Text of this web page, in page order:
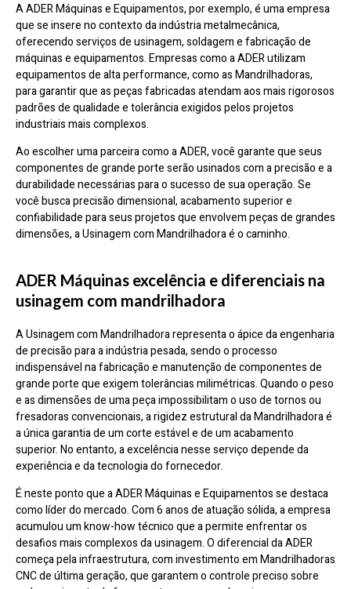
A ADER Máquinas e Equipamentos, por exemplo, é uma empresa
que se insere no contexto da indústria metalmecânica,
oferecendo serviços de usinagem, soldagem e fabricação de
máquinas e equipamentos. Empresas como a ADER utilizam
equipamentos de alta performance, como as Mandrilhadoras,
para garantir que as peças fabricadas atendam aos mais rigorosos
padrões de qualidade e tolerância exigidos pelos projetos
industriais mais complexos.
Ao escolher uma parceira como a ADER, você garante que seus
componentes de grande porte serão usinados com a precisão e a
durabilidade necessárias para o sucesso de sua operação. Se
você busca precisão dimensional, acabamento superior e
confiabilidade para seus projetos que envolvem peças de grandes
dimensões, a Usinagem com Mandrilhadora é o caminho.
ADER Máquinas excelência e diferenciais na
usinagem com mandrilhadora
A Usinagem com Mandrilhadora representa o ápice da engenharia
de precisão para a indústria pesada, sendo o processo
indispensável na fabricação e manutenção de componentes de
grande porte que exigem tolerâncias milimétricas. Quando o peso
e as dimensões de uma peça impossibilitam o uso de tornos ou
fresadoras convencionais, a rigidez estrutural da Mandrilhadora é
a única garantia de um corte estável e de um acabamento
superior. No entanto, a excelência nesse serviço depende da
experiência e da tecnologia do fornecedor.
É neste ponto que a ADER Máquinas e Equipamentos se destaca
como líder do mercado. Com 6 anos de atuação sólida, a empresa
acumulou um know-how técnico que a permite enfrentar os
desafios mais complexos da usinagem. O diferencial da ADER
começa pela infraestrutura, com investimento em Mandrilhadoras
CNC de última geração, que garantem o controle preciso sobre